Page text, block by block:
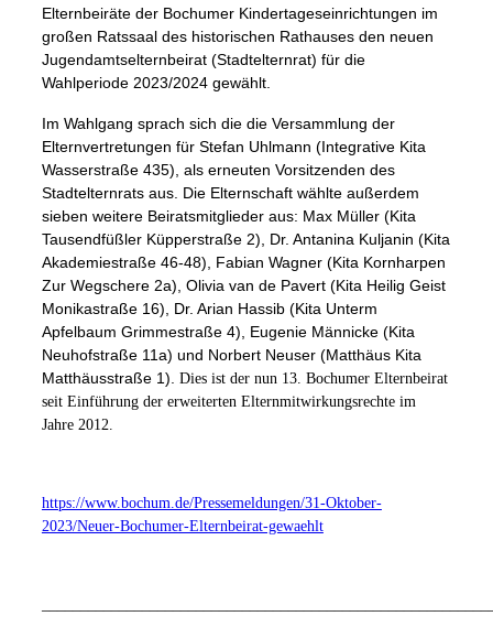
Elternbeiräte der Bochumer Kindertageseinrichtungen im
großen Ratssaal des historischen Rathauses den neuen
Jugendamtselternbeirat (Stadtelternrat) für die
Wahlperiode 2023/2024 gewählt.
Im Wahlgang sprach sich die die Versammlung der
Elternvertretungen für Stefan Uhlmann (Integrative Kita
Wasserstraße 435), als erneuten Vorsitzenden des
Stadtelternrats aus. Die Elternschaft wählte außerdem
sieben weitere Beiratsmitglieder aus: Max Müller (Kita
Tausendfüßler Küpperstraße 2), Dr. Antanina Kuljanin (Kita
Akademiestraße 46-48), Fabian Wagner (Kita Kornharpen
Zur Wegschere 2a), Olivia van de Pavert (Kita Heilig Geist
Monikastraße 16), Dr. Arian Hassib (Kita Unterm
Apfelbaum Grimmestraße 4), Eugenie Männicke (Kita
Neuhofstraße 11a) und Norbert Neuser (Matthäus Kita
Matthäusstraße 1). Dies ist der nun 13. Bochumer Elternbeirat
seit Einführung der erweiterten Elternmitwirkungsrechte im
Jahre 2012.
https://www.bochum.de/Pressemeldungen/31-Oktober-
2023/Neuer-Bochumer-Elternbeirat-gewaehlt